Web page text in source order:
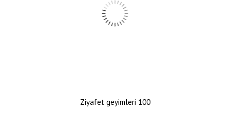
Ziyafet geyimleri 100